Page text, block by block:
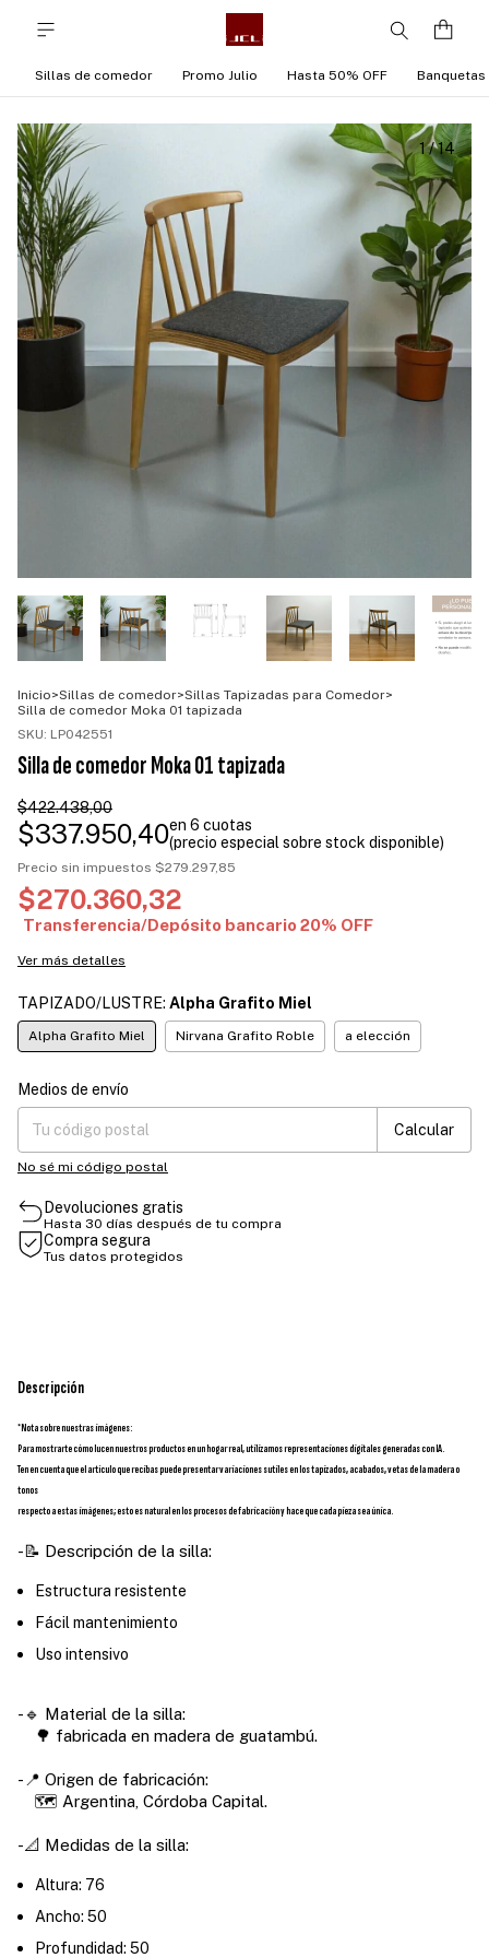
Sillas de comedor Promo Julio Hasta 50% OFF Banquetas
1/14
Inicio>Sillas de comedor>Sillas Tapizadas para Comedor>
Silla de comedor Moka 01 tapizada
SKU: LP042551
Silla de comedor Moka 01 tapizada
$422.438,00
$337.950,40
Precio sin impuestos $279.297,85
$270.360,32
Ver más detalles
TAPIZADO/LUSTRE: Alpha Grafito Miel
Alpha Grafito Miel Nirvana Grafito Roble a elección
Entregas para el CP:
Medios de envío
Calcular
No sé mi código postal
Devoluciones gratis
Hasta 30 días después de tu compra
Compra segura
Tus datos protegidos
Descripción
*Nota sobre nuestras imágenes:
Para mostrarte cómo lucen nuestros productos en un hogar real, utilizamos representaciones digitales generadas con IA.
Ten en cuenta que el artículo que recibas puede presentar variaciones sutiles en los tapizados, acabados, vetas de la madera o
tonos
respecto a estas imágenes; esto es natural en los procesos de fabricación y hace que cada pieza sea única.
-📝 Descripción de la silla:
Estructura resistente
Fácil mantenimiento
Uso intensivo
-🔹 Material de la silla:
🌳 fabricada en madera de guatambú.
-📍 Origen de fabricación:
🗺️ Argentina, Córdoba Capital.
-📐 Medidas de la silla:
Altura: 76
Ancho: 50
Profundidad: 50